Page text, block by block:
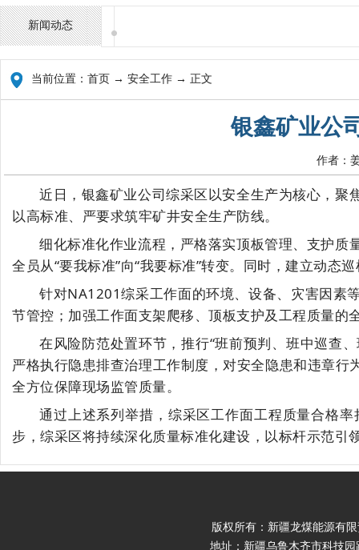
新闻动态
当前位置： 首页 → 安全工作 → 正文
银鑫矿业公
作者：
近日，银鑫矿业公司综采区以安全生产为核心，
以高标准、严要求筑牢矿井安全生产防线。
细化标准化作业流程，严格落实顶板管理、支护
全员从“要我标准”向“我要标准”转变。同时，建立动态
针对NA1201综采工作面的环境、设备、灾害因素
节管控；加强工作面支架爬移、顶板支护及工程质量
在风险防范处置环节，推行“班前预判、班中巡查
严格执行隐患排查治理工作制度，对安全隐患和违章
全方位保障现场监管质量。
通过上述系列举措，综采区工作面工程质量合格
步，综采区将持续深化质量标准化建设，以标杆示范
版权所有：新疆龙煤能源有限
地址：新疆乌鲁木齐市科技